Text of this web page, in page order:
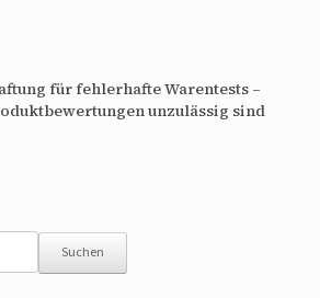
für fehlerhafte Warentests –
unzulässig sind
Suchen